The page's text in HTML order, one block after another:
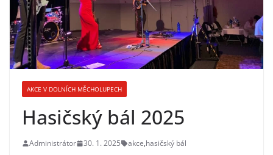
AKCE V DOLNÍCH MĚCHOLUPECH
Hasičský bál 2025
Administrátor 30. 1. 2025 akce,hasičský bál